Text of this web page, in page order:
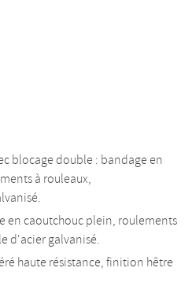
blocage double : bandage en
à rouleaux,
en caoutchouc plein, roulements
d'acier galvanisé.
haute résistance, finition hêtre